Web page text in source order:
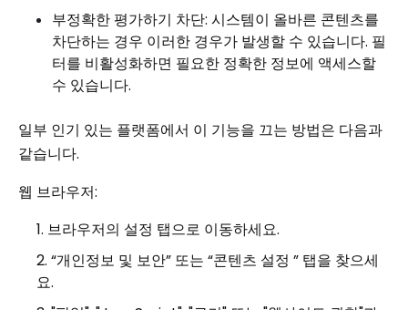
부정확한 평가하기 차단: 시스템이 올바른 콘텐츠를
차단하는 경우 이러한 경우가 발생할 수 있습니다. 필
터를 비활성화하면 필요한 정확한 정보에 액세스할
수 있습니다.
일부 인기 있는 플랫폼에서 이 기능을 끄는 방법은 다음과
같습니다.
웹 브라우저:
브라우저의 설정 탭으로 이동하세요.
“개인정보 및 보안” 또는 “콘텐츠 설정 ” 탭을 찾으세
요.